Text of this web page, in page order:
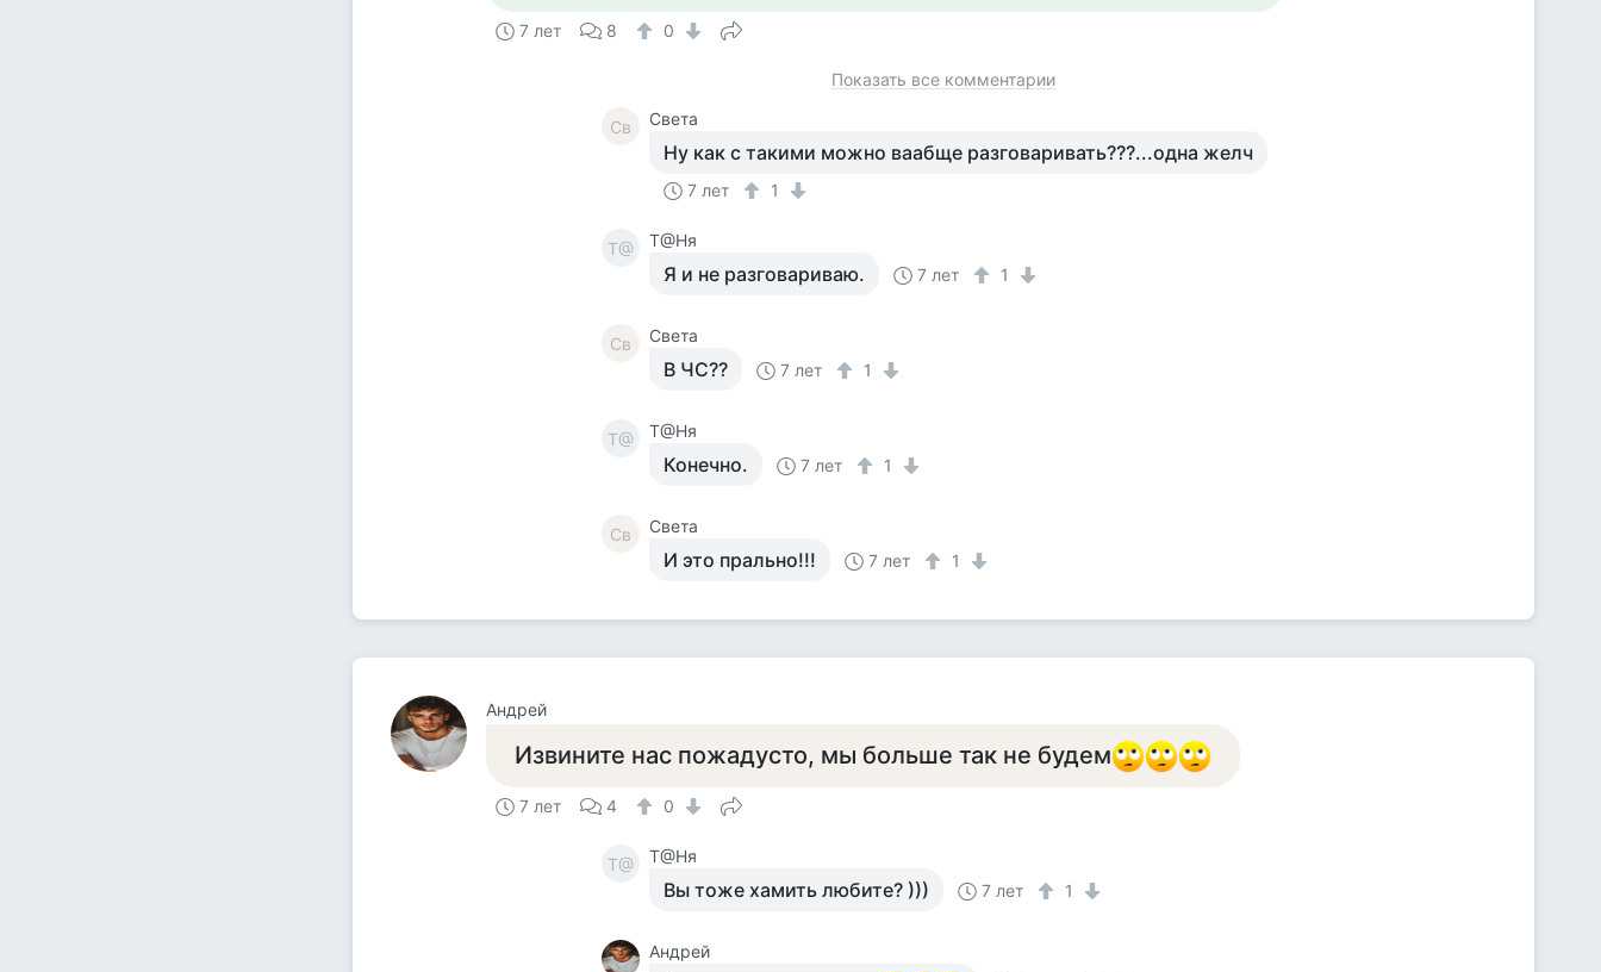
7 лет 8 0
Показать все комментарии
Св Света
Ну как с такими можно ваабще разговаривать???...одна желч
7 лет 1
Т@ Т@Ня
Я и не разговариваю. 7 лет 1
Св Света
В ЧС?? 7 лет 1
Т@ Т@Ня
Конечно. 7 лет 1
Св Света
И это прально!!! 7 лет 1
Андрей
Извините нас пожадусто, мы больше так не будем
7 лет 4 0
Т@ Т@Ня
Вы тоже хамить любите? ))) 7 лет 1
Андрей